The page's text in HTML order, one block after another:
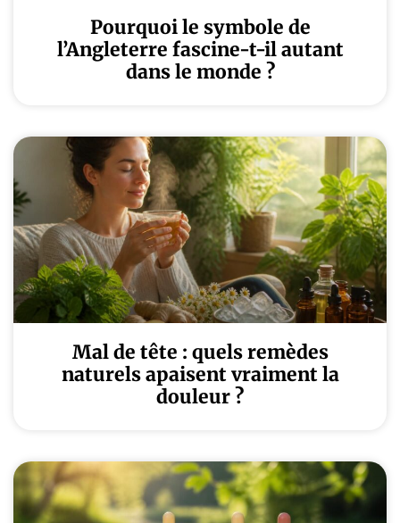
Pourquoi le symbole de
l’Angleterre fascine-t-il autant
dans le monde ?
Mal de tête : quels remèdes
naturels apaisent vraiment la
douleur ?